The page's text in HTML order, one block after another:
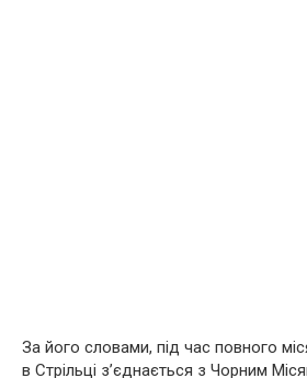
За його словами, під час повного
в Стрільці з’єднається з Чорним